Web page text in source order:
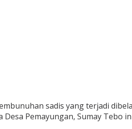
sadis yang terjadi
Desa Pemayungan, Sumay Tebo